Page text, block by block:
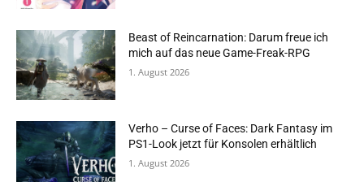
Beast of Reincarnation: Darum freue ich
mich auf das neue Game-Freak-RPG
1. August 2026
Verho – Curse of Faces: Dark Fantasy im
PS1-Look jetzt für Konsolen erhältlich
1. August 2026